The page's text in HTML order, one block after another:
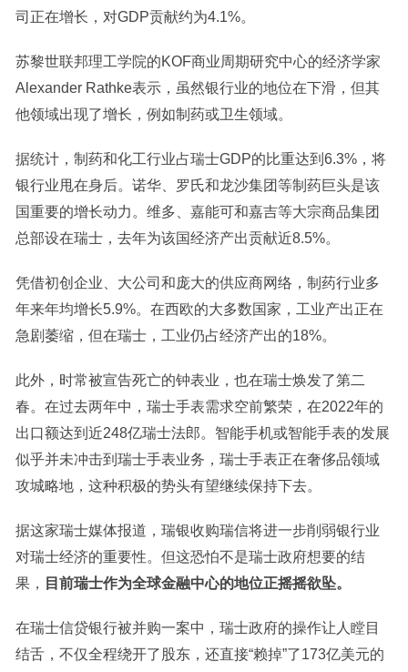
司正在增长，对GDP贡献约为4.1%。
苏黎世联邦理工学院的KOF商业周期研究中心的经济学家
Alexander Rathke表示，虽然银行业的地位在下滑，但其
他领域出现了增长，例如制药或卫生领域。
据统计，制药和化工行业占瑞士GDP的比重达到6.3%，将
银行业甩在身后。诺华、罗氏和龙沙集团等制药巨头是该
国重要的增长动力。维多、嘉能可和嘉吉等大宗商品集团
总部设在瑞士，去年为该国经济产出贡献近8.5%。
凭借初创企业、大公司和庞大的供应商网络，制药行业多
年来年均增长5.9%。在西欧的大多数国家，工业产出正在
急剧萎缩，但在瑞士，工业仍占经济产出的18%。
此外，时常被宣告死亡的钟表业，也在瑞士焕发了第二
春。在过去两年中，瑞士手表需求空前繁荣，在2022年的
出口额达到近248亿瑞士法郎。智能手机或智能手表的发展
似乎并未冲击到瑞士手表业务，瑞士手表正在奢侈品领域
攻城略地，这种积极的势头有望继续保持下去。
据这家瑞士媒体报道，瑞银收购瑞信将进一步削弱银行业
对瑞士经济的重要性。但这恐怕不是瑞士政府想要的结
果，
目前瑞士作为全球金融中心的地位正摇摇欲坠。
在瑞士信贷银行被并购一案中，瑞士政府的操作让人瞠目
结舌，不仅全程绕开了股东，还直接“赖掉”了173亿美元的